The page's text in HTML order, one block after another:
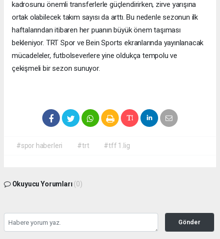
kadrosunu önemli transferlerle güçlendirirken, zirve yarışına
ortak olabilecek takım sayısı da arttı. Bu nedenle sezonun ilk
haftalarından itibaren her puanın büyük önem taşıması
bekleniyor. TRT Spor ve Bein Sports ekranlarında yayınlanacak
mücadeleler, futbolseverlere yine oldukça tempolu ve
çekişmeli bir sezon sunuyor.
#spor haberleri #trt #tff 1.lig
Okuyucu Yorumları (0)
Gönder